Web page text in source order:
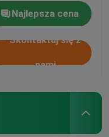
Najlepsza cena
Skontaktuj się z
nami